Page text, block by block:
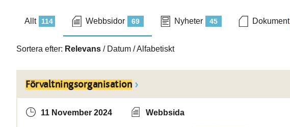
114
Allt 69
Webbsidor 45
Nyheter Dokument
Sortera efter: Relevans / Datum /Alfabetiskt
Förvaltningsorganisation
11 November 2024 Webbsida